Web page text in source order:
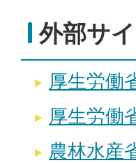
外部サ
厚生労働
厚生労働
農林水産